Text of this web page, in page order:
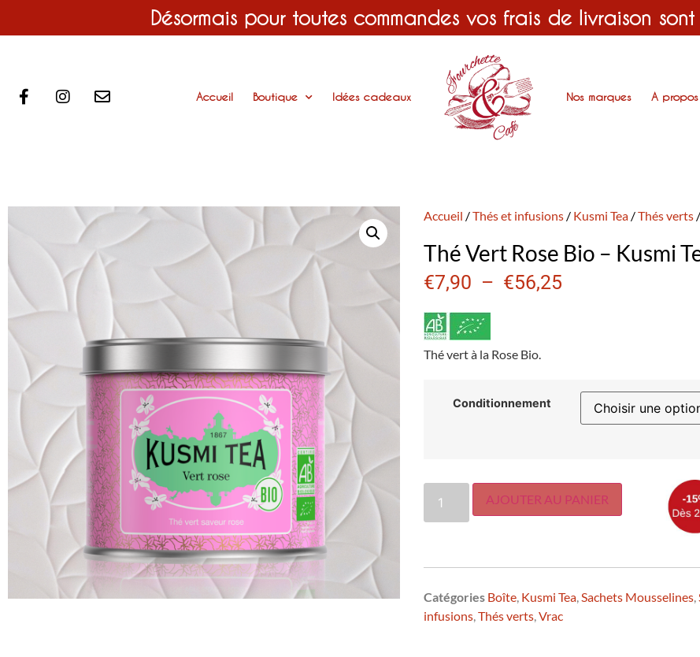
Désormais pour toutes commandes vos frais de livraison
Accueil Boutique Idées cadeaux Nos marques A propos
Accueil /Thés et infusions / Kusmi Tea /Thés verts
Thé Vert Rose Bio – Kusmi
€7,90 – €56,25
Thé vert à la Rose Bio.
Conditionnement
AJOUTER AU PANIER
Catégories Boîte Kusmi Tea Sachets Mousselines
infusions ,Thés verts ,Vrac